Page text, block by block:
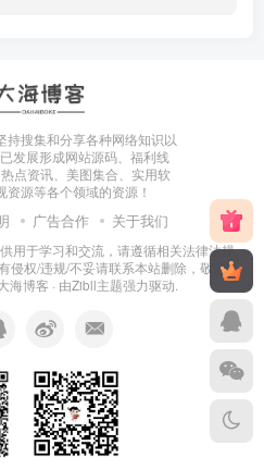
持搜集和分享各种网络知识以
发展形成网站源码、福利线
点资讯、美图集合、实用软
源等各个领域的资源！
广告合作 关于我们
用于学习和交流，请遵循相关法律法规.
侵权/违规/不妥请联系本站删除，敬请谅
海博客 · 由Zibll主题强力驱动.